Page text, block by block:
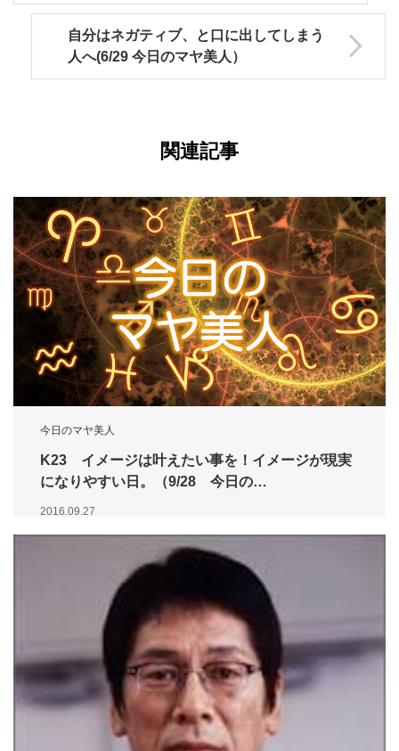
自分はネガティブ、と口に出してしまう
人へ(6/29 今日のマヤ美人）
関連記事
今日のマヤ美人
K23 イメージは叶えたい事を！イメージが現実
になりやすい日。（9/28 今日の…
2016.09.27